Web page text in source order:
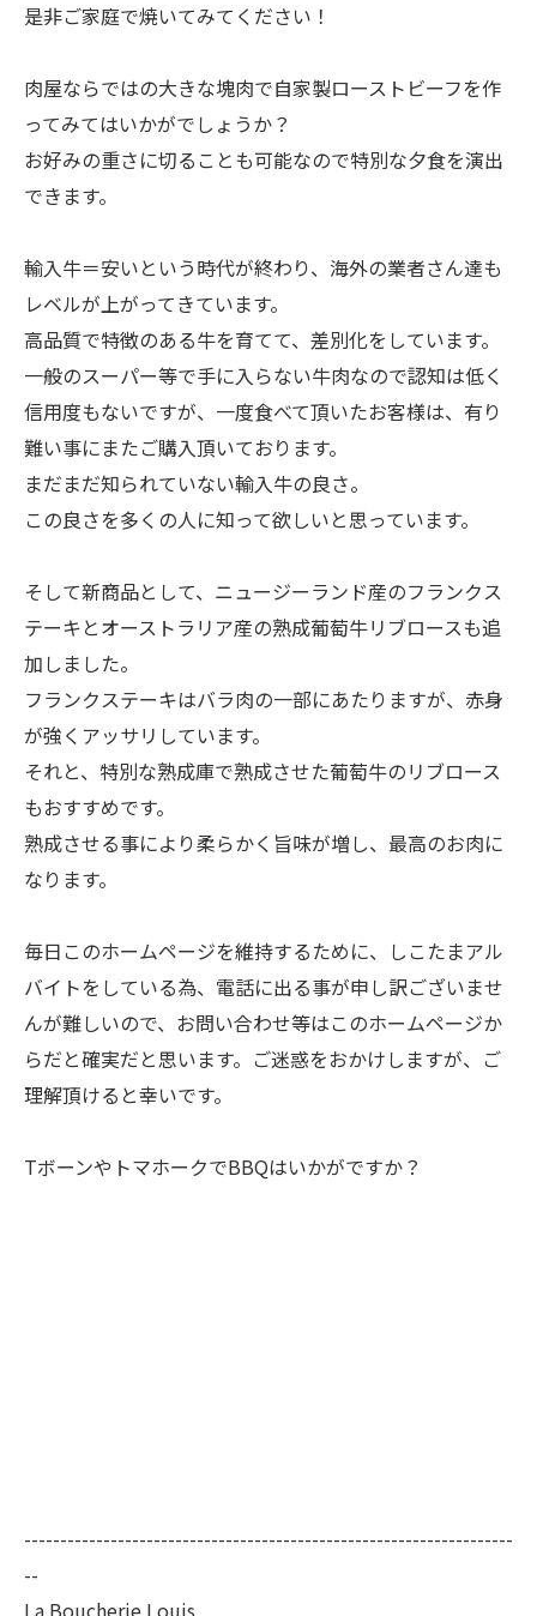
是非ご家庭で焼いてみてください！
肉屋ならではの大きな塊肉で自家製ローストビーフを作
ってみてはいかがでしょうか？
お好みの重さに切ることも可能なので特別な夕食を演出
できます。
輸入牛＝安いという時代が終わり、海外の業者さん達も
レベルが上がってきています。
高品質で特徴のある牛を育てて、差別化をしています。
一般のスーパー等で手に入らない牛肉なので認知は低く
信用度もないですが、一度食べて頂いたお客様は、有り
難い事にまたご購入頂いております。
まだまだ知られていない輸入牛の良さ。
この良さを多くの人に知って欲しいと思っています。
そして新商品として、ニュージーランド産のフランクス
テーキとオーストラリア産の熟成葡萄牛リブロースも追
加しました。
フランクステーキはバラ肉の一部にあたりますが、赤身
が強くアッサリしています。
それと、特別な熟成庫で熟成させた葡萄牛のリブロース
もおすすめです。
熟成させる事により柔らかく旨味が増し、最高のお肉に
なります。
毎日このホームページを維持するために、しこたまアル
バイトをしている為、電話に出る事が申し訳ございませ
んが難しいので、お問い合わせ等はこのホームページか
らだと確実だと思います。ご迷惑をおかけしますが、ご
理解頂けると幸いです。
TボーンやトマホークでBBQはいかがですか？
--------------------------------------------------------------------
--
La Boucherie Louis